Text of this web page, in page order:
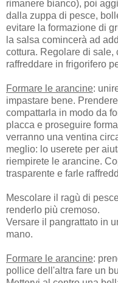
rimanere bianco), poi
dalla zuppa di pesce,
evitare la formazione di
la salsa comincerà ad
cottura. Regolare di
raffreddare in frigorifero
Formare le arancine:
impastare bene.
compattarla in modo da
placca e proseguire
verranno una ventina
meglio: lo userete per
riempirete le arancine.
trasparente e farle
Mescolare il ragù di
renderlo più cremoso.
Versare il pangrattato in
mano.
Formare le arancine:
pollice dell'altra fare un